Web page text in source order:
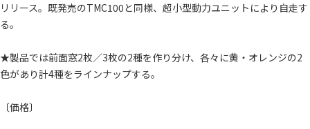
リリース。既発売のTMC100と同様、超小型動力ユニットにより自走す
る。
★製品では前面窓2枚／3枚の2種を作り分け、各々に黄・オレンジの2
色があり計4種をラインナップする。
〔価格〕